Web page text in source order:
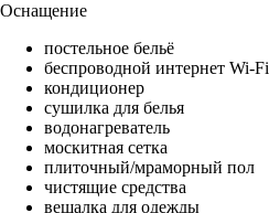
Оснащение
постельное бельё
беспроводной интернет Wi-Fi
кондиционер
сушилка для белья
водонагреватель
москитная сетка
плиточный/мраморный пол
чистящие средства
вешалка для одежды